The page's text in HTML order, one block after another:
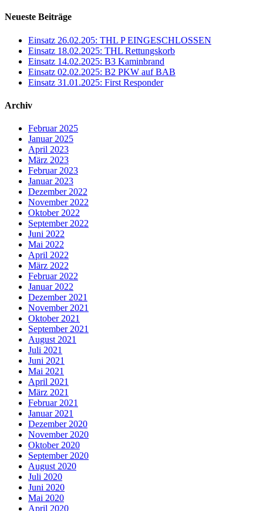
Neueste Beiträge
Einsatz 26.02.205: THL P EINGESCHLOSSEN
Einsatz 18.02.2025: THL Rettungskorb
Einsatz 14.02.2025: B3 Kaminbrand
Einsatz 02.02.2025: B2 PKW auf BAB
Einsatz 31.01.2025: First Responder
Archiv
Februar 2025
Januar 2025
April 2023
März 2023
Februar 2023
Januar 2023
Dezember 2022
November 2022
Oktober 2022
September 2022
Juni 2022
Mai 2022
April 2022
März 2022
Februar 2022
Januar 2022
Dezember 2021
November 2021
Oktober 2021
September 2021
August 2021
Juli 2021
Juni 2021
Mai 2021
April 2021
März 2021
Februar 2021
Januar 2021
Dezember 2020
November 2020
Oktober 2020
September 2020
August 2020
Juli 2020
Juni 2020
Mai 2020
April 2020